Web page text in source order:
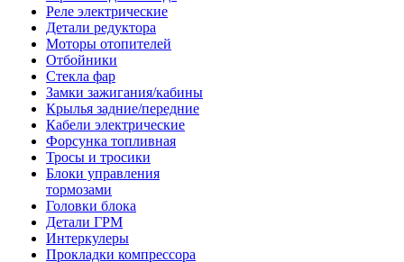
Реле электрические
Детали редуктора
Моторы отопителей
Отбойники
Стекла фар
Замки зажигания/кабины
Крылья задние/передние
Кабели электрические
Форсунка топливная
Тросы и тросики
Блоки управления
тормозами
Головки блока
Детали ГРМ
Интеркулеры
Прокладки компрессора